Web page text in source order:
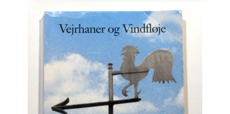
Drikkevare / Øl / Vin
Engelsk
Erhverv
Europa
Fantasy / Sciencefiction